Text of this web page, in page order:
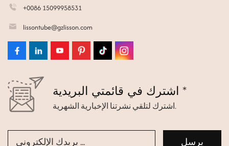
+0086 15099958531
lissontube@gzlisson.com
اشترك في قائمتي البريدية *
اشترك لتلقي نشرتنا الإخبارية الشهرية.